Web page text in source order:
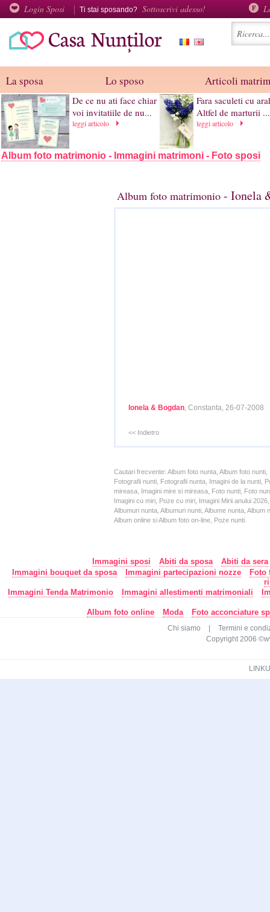
Login Sposi Ti stai sposando? Sottoscrivi adesso!
La sposa Lo sposo Articoli
De ce nu ati face chiar
voi invitatiile de nu...
leggi articolo
Fara saculeti cu
Altfel de marturii ...
leggi articolo
Album foto matrimonio - Immagini matrimoni - Foto sposi
Album foto matrimonio - Ionela
Ionela & Bogdan, Constanta, 26-07-2008
<< Indietro
Cautari frecvente: Album foto nunta, Album foto
Fotografii nunti, Fotografii nunta, Imagini de la nunti,
mireasa, Imagini mire si mireasa, Foto nunti, Foto
Imagini cu miri, Poze cu miri, Imagini Mirii anului
Albumuri nunta, Albumuri nunti, Albume nunta,
Album online si Album foto on-line, Poze nunti.
Immagini sposi Abiti da sposa
Abiti da sera
Immagini bouquet da sposa
Immagini partecipazioni nozze
Foto
Immagini Tenda Matrimonio
Immagini allestimenti matrimoniali
Album foto online Moda Foto acconciature
Chi siamo
Termini e
Copyright 2006